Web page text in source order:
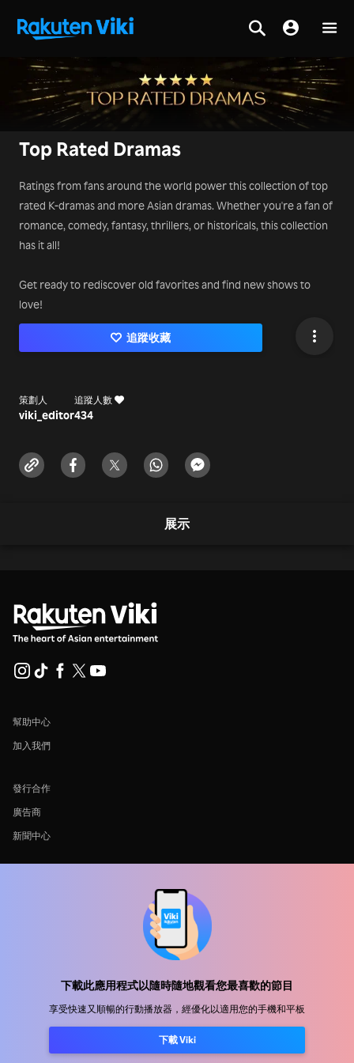
下載此應用程式以隨時隨地觀看您最喜歡的節目
享受快速又順暢的行動播放器，經優化以適用您的手機和平板
下載 Viki
Top Rated Dramas
Ratings from fans around the world power this collection of top
rated K-dramas and more Asian dramas. Whether you're a fan of
romance, comedy, fantasy, thrillers, or historicals, this collection
has it all!
Get ready to rediscover old favorites and find new shows to
love!
追蹤收藏
策劃人
viki_editor
追蹤人數
434
展示
幫助中心
加入我們
發行合作
廣告商
新聞中心
RakutenRakuten KoboRakuten ViberRakuten TravelMore servicesAbout Rakuten